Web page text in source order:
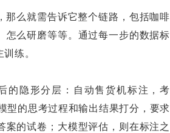
那么就需告诉它整个链路，包括咖啡
怎么研磨等等。通过每一步的数据标
练。
的隐形分层：自动售货机标注，考
型的思考过程和输出结果打分，要求
的试卷；大模型评估，则在标注之